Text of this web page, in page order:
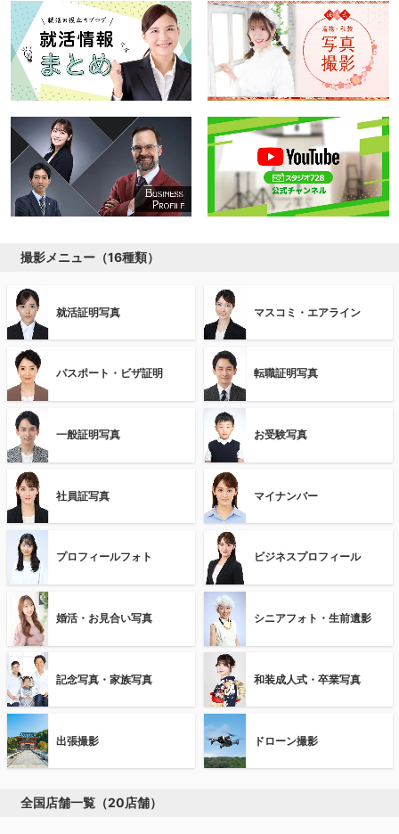
撮影メニュー（16種類）
就活証明写真 マスコミ・エアライン
パスポート・ビザ証明 転職証明写真
一般証明写真 お受験写真
社員証写真 マイナンバー
プロフィールフォト ビジネスプロフィール
婚活・お見合い写真 シニアフォト・生前遺影
記念写真・家族写真 和装成人式・卒業写真
出張撮影 ドローン撮影
全国店舗一覧（20店舗）